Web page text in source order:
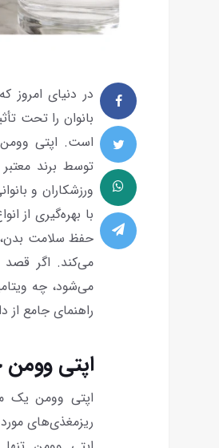
در دنیای امروز
بانوان را تحت
است. اپتی
ورزشکاران و
با بهره‌گیری از
حفظ سلامت بدن،
می‌کند. اگر قصد
می‌شود، چه
راهنمای جامع از
اپتی
اپتی وومن یک
ریزمغذی‌های